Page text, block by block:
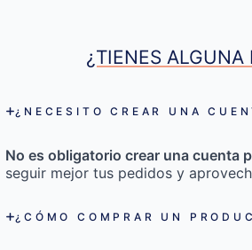
¿TIENES ALGUNA
¿NECESITO CREAR UNA
No es obligatorio crear una cuenta
seguir mejor tus pedidos y
¿CÓMO COMPRAR UN